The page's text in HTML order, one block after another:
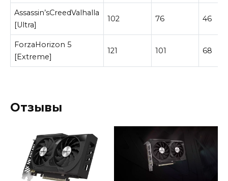
Assassin’sCreedValhalla
[Ultra]
102 76 46
ForzaHorizon 5
[Extreme]
121 101 68
Отзывы